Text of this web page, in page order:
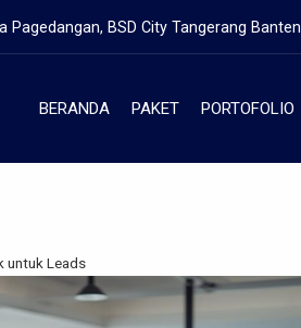
Pagedangan, BSD City Tangerang Banten
BERANDA PAKET PORTOFOLIO
untuk Leads